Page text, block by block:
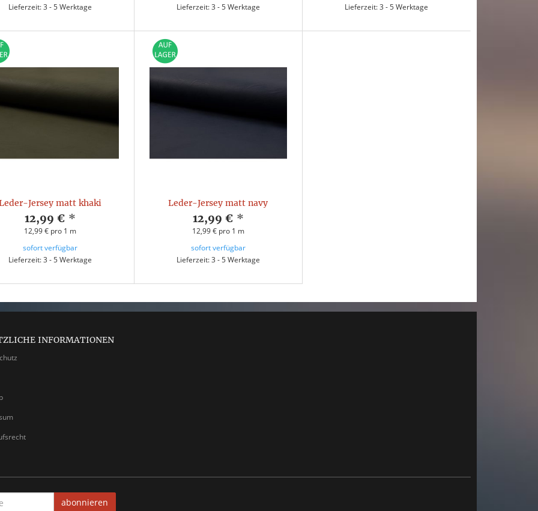
Lieferzeit: 3 - 5 Werktage
Lieferzeit: 3 - 5 Werktage
Lieferzeit: 3 - 5 Werktage
Jersey matt khaki
12,99 € *
12,99 € pro 1 m
sofort verfügbar
Lieferzeit: 3 - 5 Werktage
Leder-Jersey matt navy
12,99 € *
12,99 € pro 1 m
sofort verfügbar
Lieferzeit: 3 - 5 Werktage
INFORMATIONEN
abonnieren